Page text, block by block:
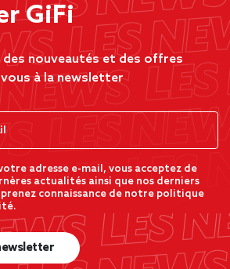
GiFi
nouveautés et des offres
à la newsletter
adresse e-mail, vous acceptez de
actualités ainsi que nos derniers
connaissance de notre politique